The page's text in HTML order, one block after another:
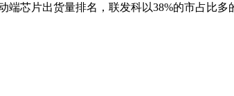
端芯片出货量排名，联发科以38%的市占比多